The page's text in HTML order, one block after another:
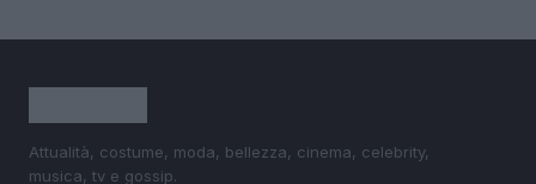
Attualità, costume, moda, bellezza, cinema, celebrity,
musica, tv e gossip.